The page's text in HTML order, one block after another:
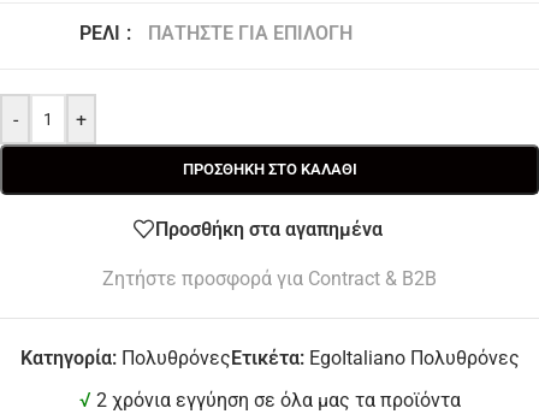
ΡΈΛΙ :
ΠΑΤΉΣΤΕ ΓΙΑ ΕΠΙΛΟΓΉ
-
+
ΠΡΟΣΘΉΚΗ ΣΤΟ ΚΑΛΆΘΙ
Προσθήκη στα αγαπημένα
Ζητήστε προσφορά για Contract & B2B
Κατηγορία: ΠολυθρόνεςΕτικέτα: EgoItaliano Πολυθρόνες
√ 2 χρόνια εγγύηση σε όλα μας τα προϊόντα